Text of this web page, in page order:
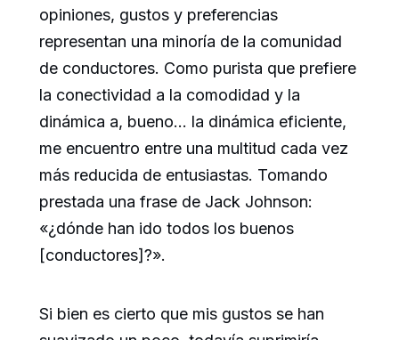
opiniones, gustos y preferencias
representan una minoría de la comunidad
de conductores. Como purista que prefiere
la conectividad a la comodidad y la
dinámica a, bueno… la dinámica eficiente,
me encuentro entre una multitud cada vez
más reducida de entusiastas. Tomando
prestada una frase de Jack Johnson:
«¿dónde han ido todos los buenos
[conductores]?».
Si bien es cierto que mis gustos se han